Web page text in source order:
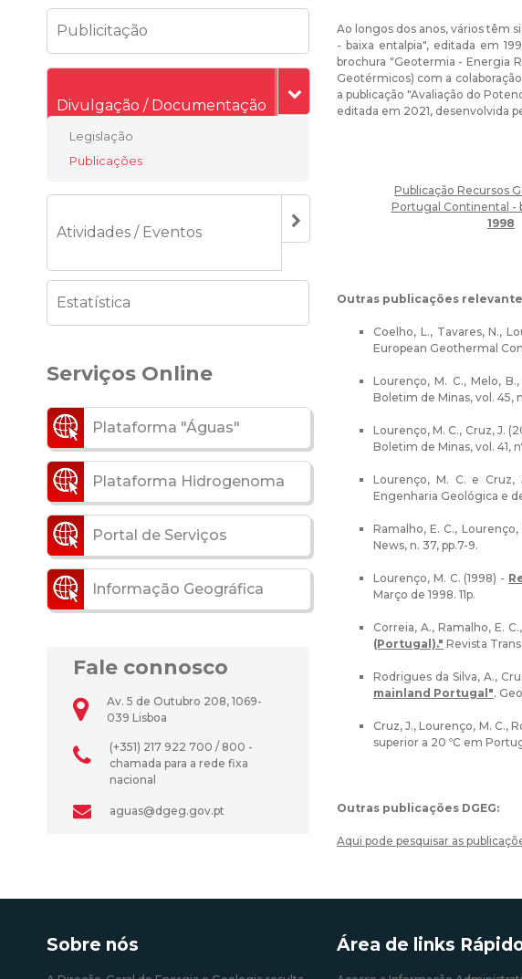
Publicitação
Divulgação / Documentação
Legislação
Publicações
Atividades / Eventos
Estatística
Serviços Online
Plataforma "Águas"
Plataforma Hidrogenoma
Portal de Serviços
Informação Geográfica
Fale connosco
Av. 5 de Outubro 208, 1069-
039 Lisboa
(+351) 217 922 700 / 800 -
chamada para a rede fixa
nacional
aguas@dgeg.gov.pt
Ao longos dos anos, vários têm
- baixa entalpia", editada em
brochura "Geotermia - Energia
Geotérmicos) com a
a publicação "Avaliação do
editada em 2021, desenvolvida
Publicação Recursos
Portugal Continental -
1998
Outras publicações
Coelho, L., Tavares, N.,
European Geothermal
Lourenço, M. C., Melo,
Boletim de Minas, vol. 45,
Lourenço, M. C., Cruz, J.
Boletim de Minas, vol. 41,
Lourenço, M. C. e
Engenharia Geológica e
Ramalho, E. C.,
News, n. 37, pp.7-9.
Lourenço, M. C. (1998) -
Março de 1998. 11p.
Correia, A., Ramalho, E.
(Portugal)." Revista
Rodrigues da Silva, A.,
mainland Portugal".
Cruz, J., Lourenço, M. C.,
superior a 20 ºC em
Outras publicações DGEG:
Aqui pode pesquisar as
Sobre nós Área de links